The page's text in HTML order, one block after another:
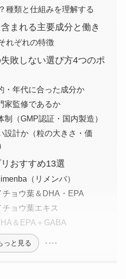
種類と仕組みを理解する
まれる主要成分と働き
れぞれの特徴
敗しない選び方4つのポ
・年代に合った成分か
家監修であるか
制（GMP認証・国内製造）
設計か（粒の大きさ・価
おすすめ13選
（リメンバ）
チョウ葉＆DHA・EPA
チョウ葉エキス
＆EPA＋GABA
っと見る